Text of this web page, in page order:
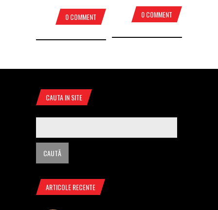
0 COMMENT 0 COMMENT
CAUTA IN SITE
ARTICOLE RECENTE